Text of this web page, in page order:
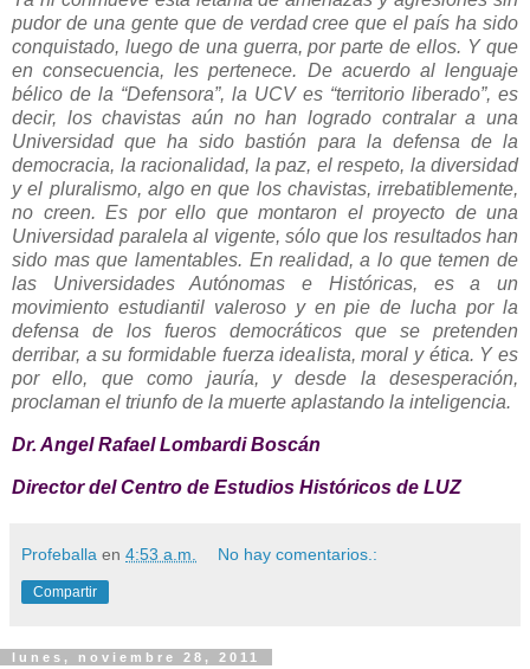
pudor de una gente que de verdad cree que el país ha sido
conquistado, luego de una guerra, por parte de ellos. Y que
en consecuencia, les pertenece. De acuerdo al lenguaje
bélico de la “Defensora”, la UCV es “territorio liberado”, es
decir, los chavistas aún no han logrado contralar a una
Universidad que ha sido bastión para la defensa de la
democracia, la racionalidad, la paz, el respeto, la diversidad
y el pluralismo, algo en que los chavistas, irrebatiblemente,
no creen. Es por ello que montaron el proyecto de una
Universidad paralela al vigente, sólo que los resultados han
sido mas que lamentables. En realidad, a lo que temen de
las Universidades Autónomas e Históricas, es a un
movimiento estudiantil valeroso y en pie de lucha por la
defensa de los fueros democráticos que se pretenden
derribar, a su formidable fuerza idealista, moral y ética. Y es
por ello, que como jauría, y desde la desesperación,
proclaman el triunfo de la muerte aplastando la inteligencia.
Dr. Angel Rafael Lombardi Boscán
Director del Centro de Estudios Históricos de LUZ
Profeballa en 4:53 a.m. No hay comentarios.:
Compartir
lunes, noviembre 28, 2011